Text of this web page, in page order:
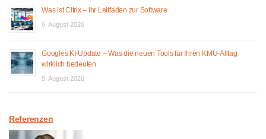
Was ist Citrix – Ihr Leitfaden zur Software
6. August 2026
Googles KI-Update – Was die neuen Tools für Ihren KMU-Alltag
wirklich bedeuten
5. August 2026
Referenzen